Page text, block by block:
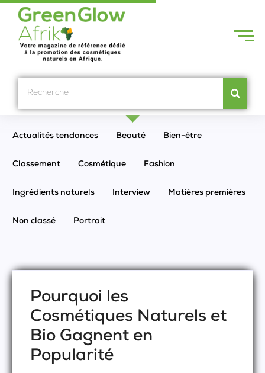
Actualités tendances Beauté Bien-être
Classement Cosmétique Fashion
Ingrédients naturels Interview Matières premières
Non classé Portrait
Pourquoi les
Cosmétiques Naturels et
Bio Gagnent en
Popularité